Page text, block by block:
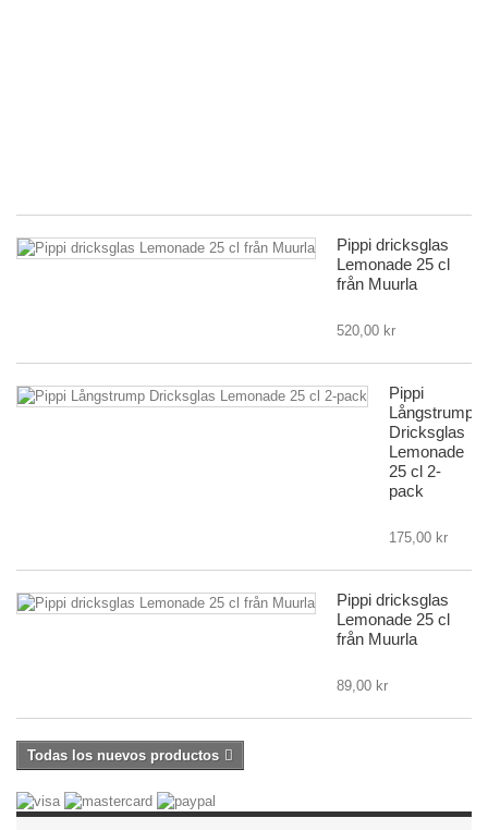
Pippi dricksglas
Lemonade 25 cl
från Muurla
520,00 kr
Pippi
Långstrump
Dricksglas
Lemonade
25 cl 2-
pack
175,00 kr
Pippi dricksglas
Lemonade 25 cl
från Muurla
89,00 kr
Todas los nuevos productos